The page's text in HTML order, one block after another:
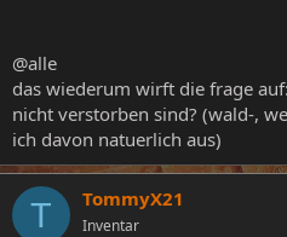
@alle
das wiederum wirft die frage
nicht verstorben sind? (wald-,
ich davon natuerlich aus)
T TommyX21
Inventar